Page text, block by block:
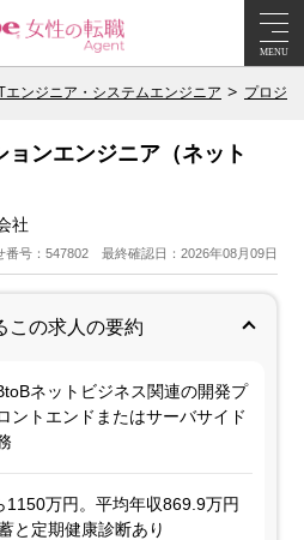
MENU
エンジニア・システムエンジニア プロジ
ョンエンジニア（ネット
社
番号：547802 最終確認日：2026年08月09日
この求人の要約
ネットビジネス関連の開発プ
ントエンドまたはサーバサイド
1150万円。平均年収869.9万円
と定期健康診断あり